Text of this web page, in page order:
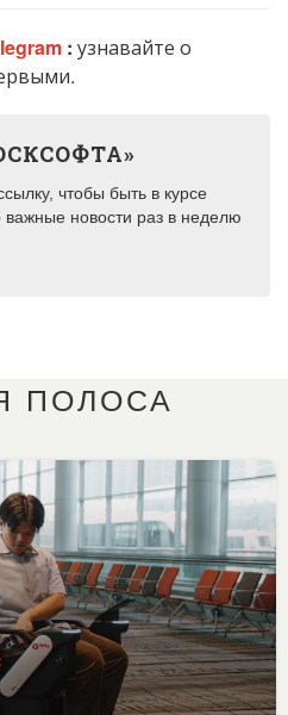
: узнавайте о
чтобы быть в курсе
важные новости раз в неделю
ПОЛОСА